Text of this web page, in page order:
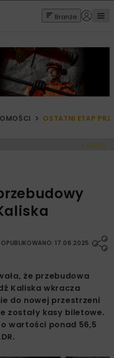
Branże
OSTATNI ETAP
< Cofnij
OPUBLIKOWANO: 17.06.2025
że przebudowa
Kaliska wkracza
do nowej przestrzeni
zostały kasy biletowe.
wartości ponad 56,5